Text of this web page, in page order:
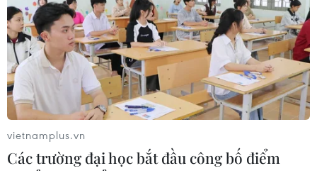
TIN CÙNG CHUYÊN MỤC
Cộng hòa Dân chủ Congo ghi nhận
08/08/2026 15:21
vietnamplus.vn
Các trường đại học bắt đầu công bố điểm